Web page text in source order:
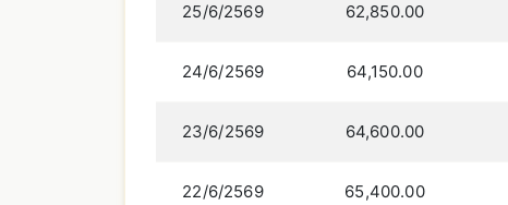
25/6/2569 62,850.00
24/6/2569 64,150.00
23/6/2569 64,600.00
22/6/2569 65,400.00